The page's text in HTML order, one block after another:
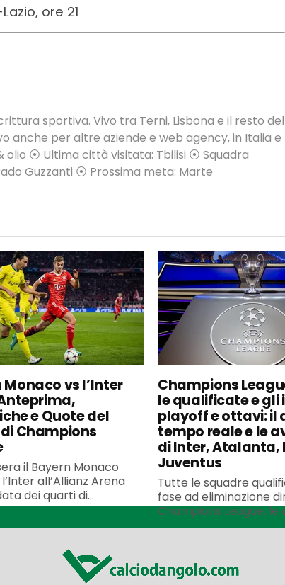
ore 21
sportiva. Vivo tra Terni, Lisbona e il resto del
anche per altre aziende e web agency, in Italia e
⦿ Ultima città visitata: Tbilisi ⦿ Squadra
Guzzanti ⦿ Prossima meta: Marte
Monaco vs l’Inter
e Quote del
Champions
il Bayern Monaco
all’Allianz Arena
dei quarti di...
Champions
le qualificate e gli
playoff e ottavi: il
tempo reale e le
di Inter, Atalanta,
Juventus
Tutte le squadre
fase ad eliminazione
Champions League, le